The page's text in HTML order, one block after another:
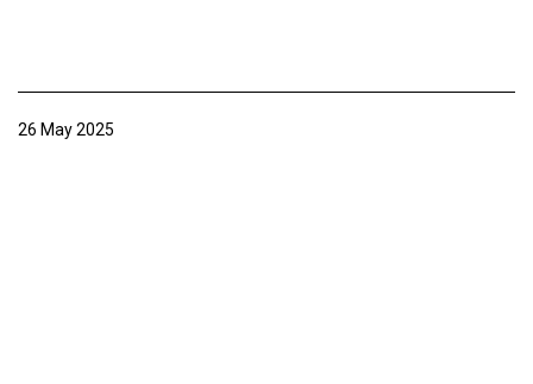
26 May 2025